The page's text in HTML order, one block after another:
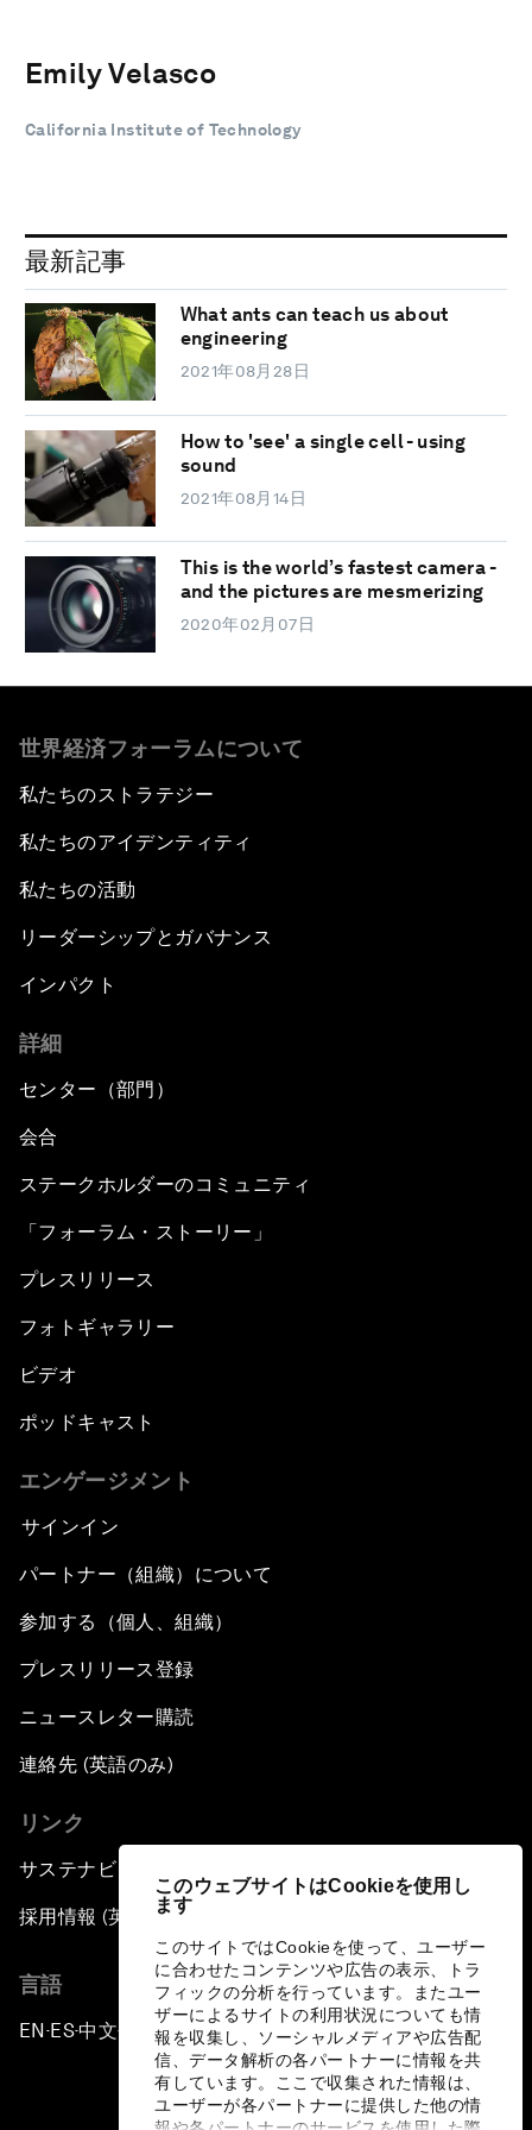
このウェブサイトはCookieを使用し
ます
このサイトではCookieを使って、ユーザー
に合わせたコンテンツや広告の表示、トラ
フィックの分析を行っています。またユー
ザーによるサイトの利用状況についても情
報を収集し、ソーシャルメディアや広告配
信、データ解析の各パートナーに情報を共
有しています。ここで収集された情報は、
ユーザーが各パートナーに提供した他の情
Emily Velasco
California Institute of Technology
最新記事
What ants can teach us about
engineering
2021年08月28日
How to 'see' a single cell - using
sound
2021年08月14日
This is the world’s fastest camera -
and the pictures are mesmerizing
2020年02月07日
世界経済フォーラムについて
私たちのストラテジー
私たちのアイデンティティ
私たちの活動
リーダーシップとガバナンス
インパクト
詳細
センター（部門）
会合
ステークホルダーのコミュニティ
「フォーラム・ストーリー」
プレスリリース
フォトギャラリー
ビデオ
ポッドキャスト
エンゲージメント
サインイン
パートナー（組織）について
参加する（個人、組織）
プレスリリース登録
ニュースレター購読
連絡先 (英語のみ)
リンク
サステナビリティへの取り組み
採用情報 (英語のみ)
言語
EN ▪ ES▪中文▪ 日本語